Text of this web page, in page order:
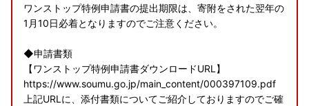
ワンストップ特例申請書の提出期限は、寄附をされた翌年の
1月10日必着となりますのでご注意ください。
◆申請書類
【ワンストップ特例申請書ダウンロードURL】
https://www.soumu.go.jp/main_content/000397109.pdf
上記URLに、添付書類についてご紹介しておりますのでご確